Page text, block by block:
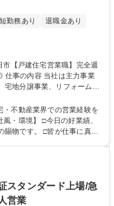
勤務あり
退職金あり
宅地分譲事業、リフォーム事
っております。担当頂くの
総合デベロップメント企業
不動産業界での営業経験を
賜物です。 □皆が仕事に真剣
うになるとインセンティブ
スタンダード上場/急
営業